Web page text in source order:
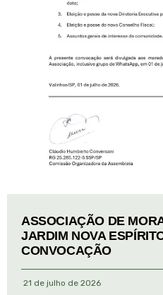
ASSOCIAÇÃO DE
JARDIM NOVA
CONVOCAÇÃO
21 de julho de 2026